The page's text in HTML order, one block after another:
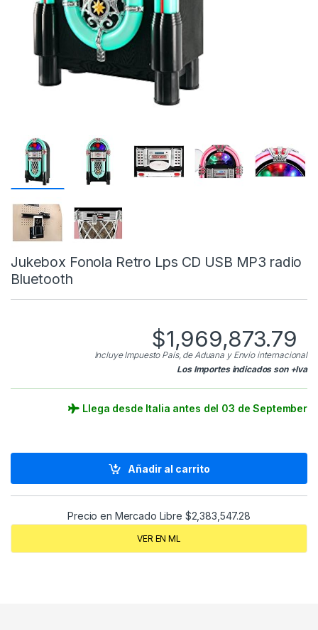
Jukebox Fonola Retro Lps CD USB MP3 radio
Bluetooth
$1,969,873.79
Incluye Impuesto País, de Aduana y Envío internacional
Los Importes indicados son +Iva
Llega desde Italia antes del 03 de September
Añadir al carrito
Precio en Mercado Libre $2,383,547.28
VER EN ML